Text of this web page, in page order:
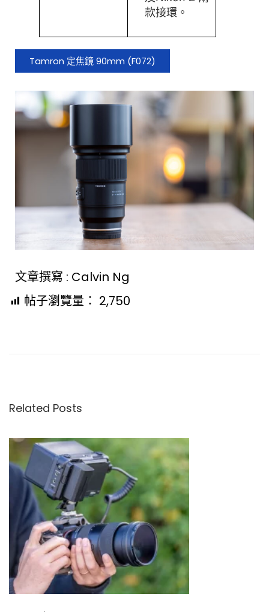
款接環。
Tamron 定焦鏡 90mm (F072)
文章撰寫 : Calvin Ng
帖子瀏覽量： 2,750
涯
星
芒
的
原
理
及
拍
Related Posts